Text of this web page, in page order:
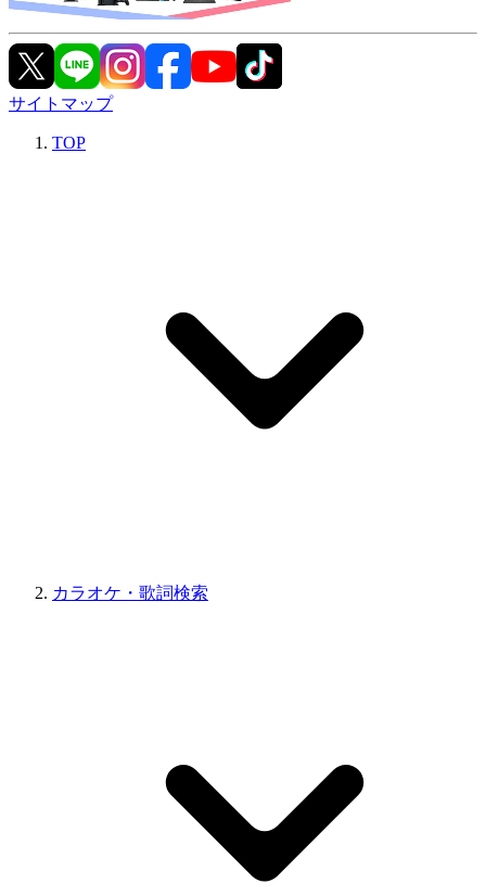
サイトマップ
TOP
カラオケ・歌詞検索